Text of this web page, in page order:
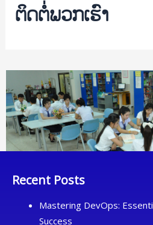
ຕິດຕໍ່ພວກເຮົາ
Recent Posts
Mastering DevOps:
Success